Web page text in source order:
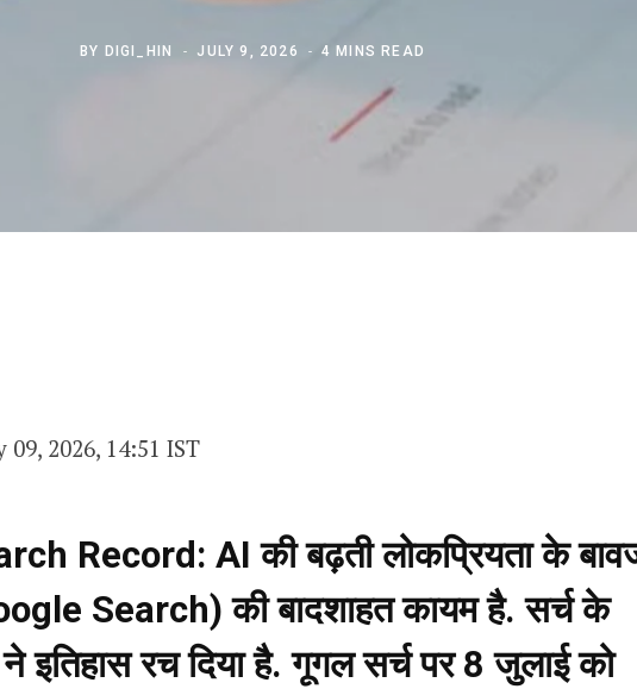
BY DIGI_HIN JULY 9, 2026 4 MINS READ
09, 2026, 14:51 IST
Record: AI की बढ़ती लोकप्रियता के
Search) की बादशाहत कायम है. सर्च के
इतिहास रच दिया है. गूगल सर्च पर 8 जुलाई को